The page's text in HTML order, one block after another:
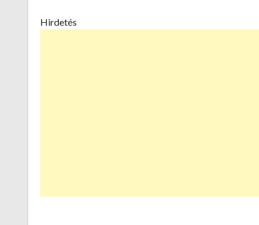
Hirdetés